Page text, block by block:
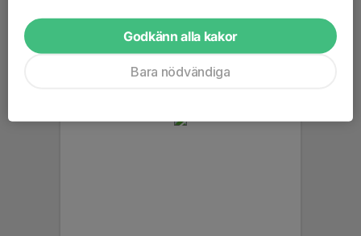
Godkänn alla kakor
Bara nödvändiga